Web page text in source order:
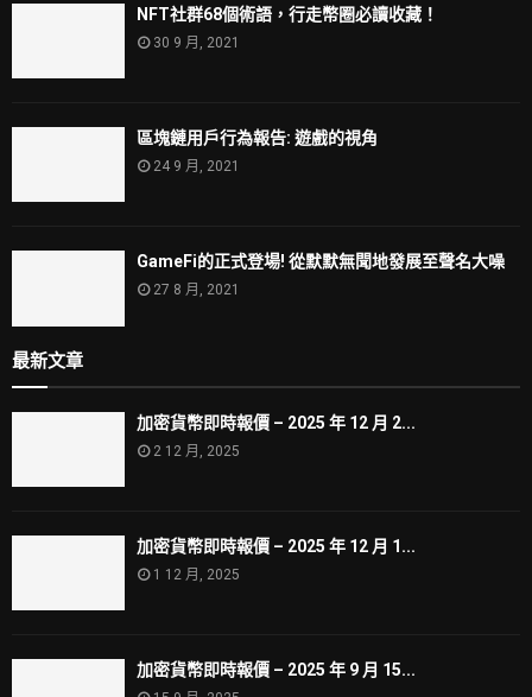
NFT社群68個術語，行走幣圈必讀收藏！
30 9 月, 2021
區塊鏈用戶行為報告: 遊戲的視角
24 9 月, 2021
GameFi的正式登場! 從默默無聞地發展至聲名大噪
27 8 月, 2021
最新文章
加密貨幣即時報價 – 2025 年 12 月 2...
2 12 月, 2025
加密貨幣即時報價 – 2025 年 12 月 1...
1 12 月, 2025
加密貨幣即時報價 – 2025 年 9 月 15...